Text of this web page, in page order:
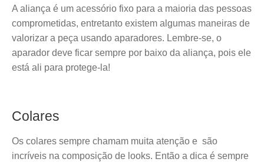
A aliança é um acessório fixo para a maioria das pessoas
comprometidas, entretanto existem algumas maneiras de
valorizar a peça usando aparadores. Lembre-se, o
aparador deve ficar sempre por baixo da aliança, pois ele
está ali para protege-la!
Colares
Os colares sempre chamam muita atenção e são
incríveis na composição de looks. Então a dica é sempre